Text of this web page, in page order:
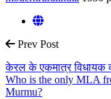
Prev Post
केरल के एकमात्र विधायक
Who is the only MLA
Murmu?